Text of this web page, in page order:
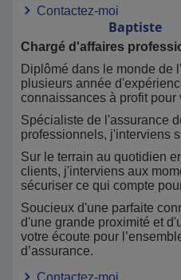
Contactez-moi
Baptiste
Chargé d'affaires
Diplômé dans le monde de
plusieurs année
connaissances à profit pour
Spécialiste de l'assurance
professionnels, j'interviens
Sur le terrain au quotidien
clients, j'interviens aux
sécuriser ce qui compte
Soucieux d'une parfaite
d'une grande proximité et
votre écoute pour
d’assurance.
Contactez-moi